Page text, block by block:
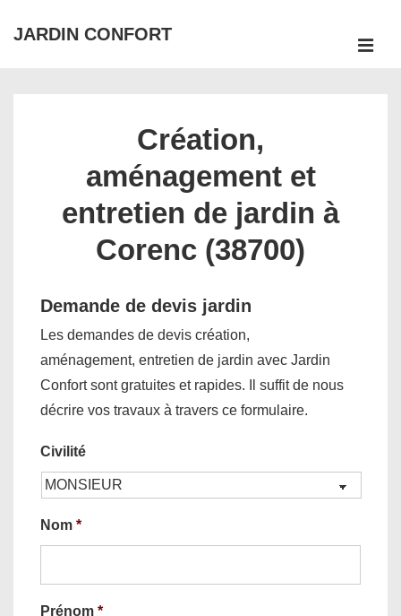
passer
JARDIN CONFORT
Création,
aménagement et
entretien de jardin à
Corenc (38700)
Demande de devis jardin
Les demandes de devis création,
aménagement, entretien de jardin avec Jardin
Confort sont gratuites et rapides. Il suffit de nous
décrire vos travaux à travers ce formulaire.
Civilité
Nom *
Prénom *